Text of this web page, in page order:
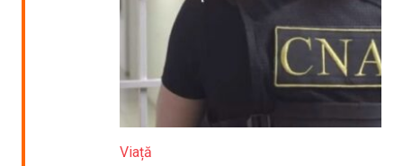
Viață